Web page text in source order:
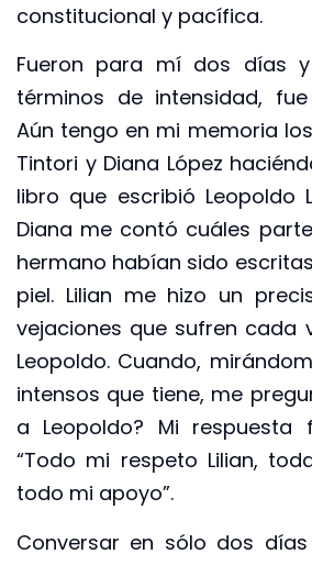
constitucional y pacífica.
Fueron para mí dos días
términos de intensidad,
Aún tengo en mi memoria
Tintori y Diana López
libro que escribió Leopoldo
Diana me contó cuáles
hermano habían sido
piel. Lilian me hizo un
vejaciones que sufren cada
Leopoldo. Cuando,
intensos que tiene, me
a Leopoldo? Mi respuesta
“Todo mi respeto Lilian,
todo mi apoyo”.
Conversar en sólo dos